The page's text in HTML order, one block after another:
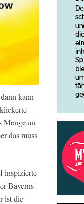
kann
Menge an
das muss
inspizierte
Bayerns
ist die